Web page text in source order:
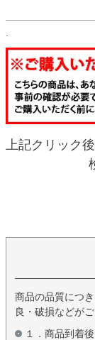
上記クリック
商品の品質につ
良・破損などが
１．商品到着